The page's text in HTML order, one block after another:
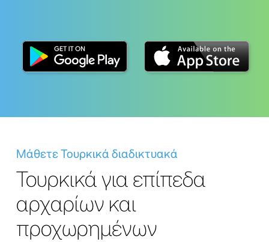
Μάθετε Τουρκικά διαδικτυακά
Τουρκικά για επίπεδα
αρχαρίων και
προχωρημένων